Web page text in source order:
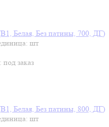
Белая, Без патины, 700, ДГ)
шт
под заказ
Белая, Без патины, 800, ДГ)
шт